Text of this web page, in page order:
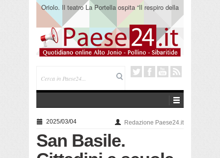
Oriolo. Il teatro La Portella ospita “Il respiro della
terra” del collettivo 365
2025/03/04 Redazione Paese24.it
San Basile.